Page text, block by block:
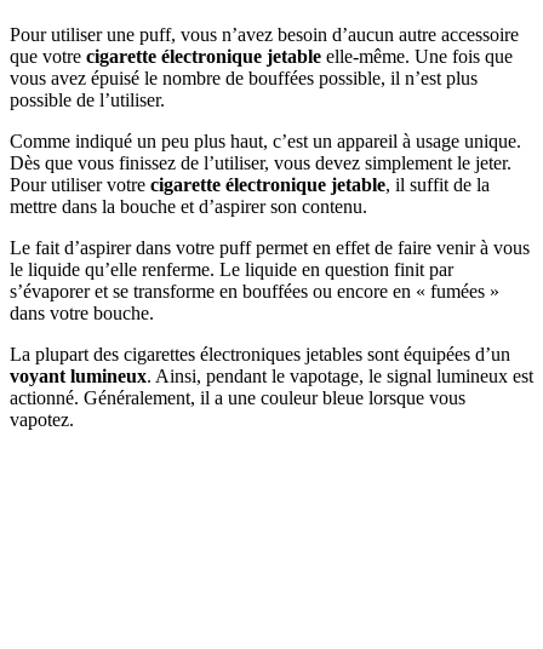
Pour utiliser une puff, vous n’avez besoin d’aucun autre accessoire
que votre cigarette électronique jetable elle-même. Une fois que
vous avez épuisé le nombre de bouffées possible, il n’est plus
possible de l’utiliser.
Comme indiqué un peu plus haut, c’est un appareil à usage unique.
Dès que vous finissez de l’utiliser, vous devez simplement le jeter.
Pour utiliser votre cigarette électronique jetable, il suffit de la
mettre dans la bouche et d’aspirer son contenu.
Le fait d’aspirer dans votre puff permet en effet de faire venir à vous
le liquide qu’elle renferme. Le liquide en question finit par
s’évaporer et se transforme en bouffées ou encore en « fumées »
dans votre bouche.
La plupart des cigarettes électroniques jetables sont équipées d’un
voyant lumineux. Ainsi, pendant le vapotage, le signal lumineux est
actionné. Généralement, il a une couleur bleue lorsque vous
vapotez.